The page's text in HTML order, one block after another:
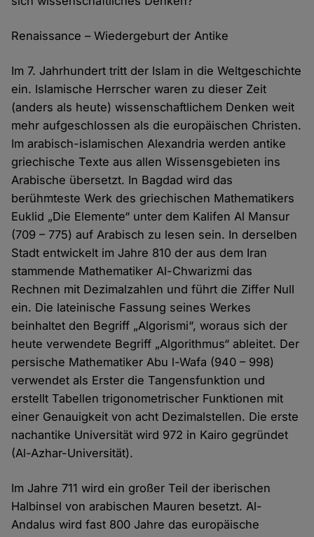
Renaissance – Wiedergeburt der Antike
Im 7. Jahrhundert tritt der Islam in die Welt­geschichte
ein. Islamische Herrscher waren zu dieser Zeit
(anders als heute) wissen­­schaftlichem Denken weit
mehr aufgeschlossen als die europäischen Christen.
Im arabisch-islamischen Alexandria werden antike
griechische Texte aus allen Wissens­gebieten ins
Arabische übersetzt. In Bagdad wird das
berühmteste Werk des griechischen Mathematikers
Euklid „Die Elemente“ unter dem Kalifen Al Mansur
(709 – 775) auf Arabisch zu lesen sein. In derselben
Stadt entwickelt im Jahre 810 der aus dem Iran
stammende Mathematiker Al-Chwarizmi das
Rechnen mit Dezimal­zahlen und führt die Ziffer Null
ein. Die lateinische Fassung seines Werkes
beinhaltet den Begriff „Algorismi“, woraus sich der
heute verwendete Begriff „Algorithmus“ ableitet. Der
persische Mathematiker Abu l-Wafa (940 – 998)
verwendet als Erster die Tangens­funktion und
erstellt Tabellen trigono­­metrischer Funktionen mit
einer Genauigkeit von acht Dezimal­stellen. Die erste
nach­antike Universität wird 972 in Kairo gegründet
(Al-Azhar-Universität).
Im Jahre 711 wird ein großer Teil der iberischen
Halbinsel von arabischen Mauren besetzt. Al-
Andalus wird fast 800 Jahre das europäische